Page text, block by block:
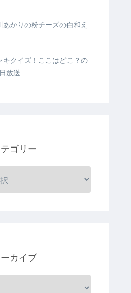
あかりの粉チーズの白和え
キクイズ！ここはどこ？の
放送
ゴリー
カイブ